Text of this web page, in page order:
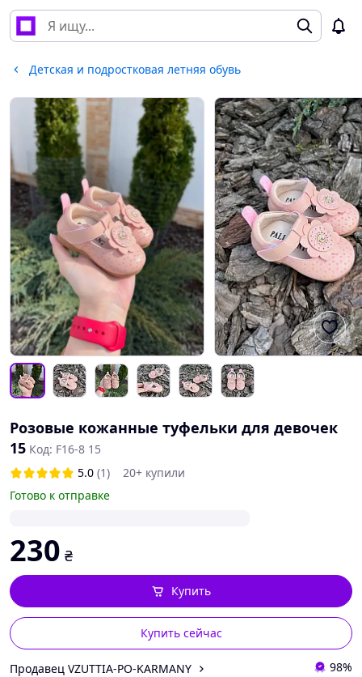
Детская и подростковая летняя обувь
Розовые кожанные туфельки для девочек
15 Код: F16-8 15
5.0 (1)
20+ купили
Готово к отправке
230 ₴
Купить сейчас
Купить
Продавец VZUTTIA-PO-KARMANY 98%